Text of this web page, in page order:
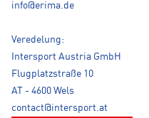
info@erima.de
Veredelung:
Intersport Austria GmbH
Flugplatzstraße 10
AT - 4600 Wels
contact@intersport.at